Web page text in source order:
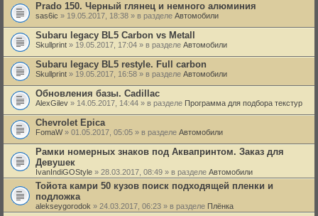
Prado 150. Черный глянец и немного алюминия
sas6ic » 19.05.2017, 18:38 » в разделе Автомобили
Subaru legacy BL5 Carbon vs Metall
Skullprint » 19.05.2017, 17:04 » в разделе Автомобили
Subaru legacy BL5 restyle. Full carbon
Skullprint » 19.05.2017, 16:58 » в разделе Автомобили
Обновления базы. Cadillac
AlexGilev » 14.05.2017, 14:44 » в разделе Программа для подбора текстур
Chevrolet Epica
FomaW» 01.05.2017, 05:05 » в разделе Автомобили
Рамки номерных знаков под Аквапринтом. Заказ для
Девушек
IvanIndiGOStyle » 28.03.2017, 08:49 » в разделе Автомобили
Тойота камри 50 кузов поиск подходящей пленки и
подложка
alekseygorodok » 24.03.2017, 06:23 » в разделе Плёнка